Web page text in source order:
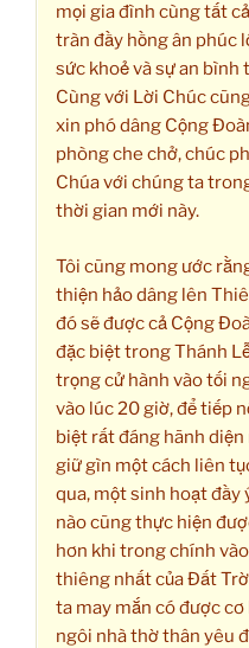
mọi gia đình cùng tất
tràn đầy hồng ân phúc
sức khoẻ và sự an bình
Cùng với Lời Chúc
xin phó dâng Cộng
phòng che chở, chúc
Chúa với chúng ta
thời gian mới này.
Tôi cũng mong ước
thiện hảo dâng lên
đó sẽ được cả Cộng
đặc biệt trong Thánh
trọng cử hành vào tối
vào lúc 20 giờ, để tiếp
biệt rất đáng hãnh
giữ gìn một cách liên
qua, một sinh hoạt đầy
nào cũng thực hiện
hơn khi trong chính
thiêng nhất của Đất
ta may mắn có được
ngôi nhà thờ thân yêu